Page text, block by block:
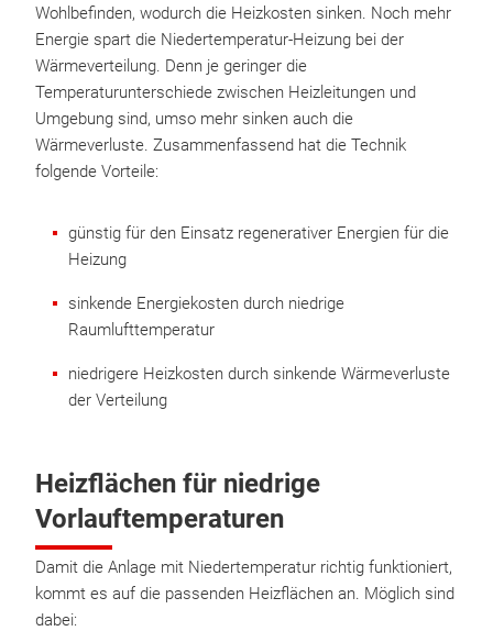
Wohlbefinden, wodurch die Heizkosten sinken. Noch mehr
Energie spart die Niedertemperatur-Heizung bei der
Wärmeverteilung. Denn je geringer die
Temperaturunterschiede zwischen Heizleitungen und
Umgebung sind, umso mehr sinken auch die
Wärmeverluste. Zusammenfassend hat die Technik
folgende Vorteile:
günstig für den Einsatz regenerativer Energien für die
Heizung
sinkende Energiekosten durch niedrige
Raumlufttemperatur
niedrigere Heizkosten durch sinkende Wärmeverluste
der Verteilung
Heizflächen für niedrige
Vorlauftemperaturen
Damit die Anlage mit Niedertemperatur richtig funktioniert,
kommt es auf die passenden Heizflächen an. Möglich sind
dabei: